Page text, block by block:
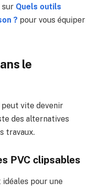
sur Quels outils
? pour vous équiper
le
vite devenir
des alternatives
travaux.
PVC clipsables
pour une